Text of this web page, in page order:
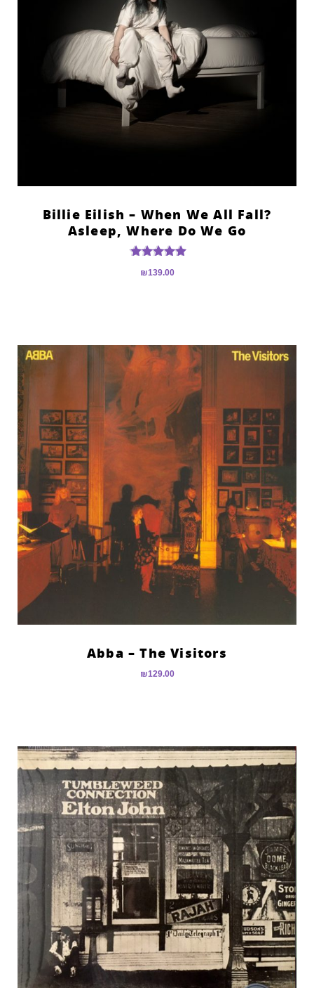
?Billie Eilish – When We All Fall
Asleep, Where Do We Go
דורג
5.00
₪139.00
Abba – The Visitors
₪129.00